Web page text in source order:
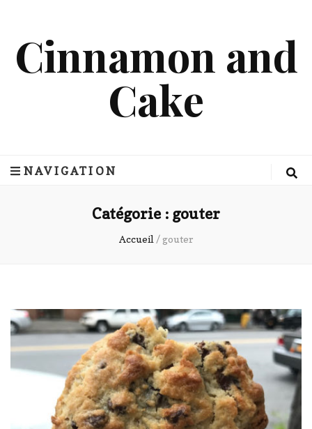
Cinnamon and
Cake
NAVIGATION
Catégorie : gouter
Accueil / gouter